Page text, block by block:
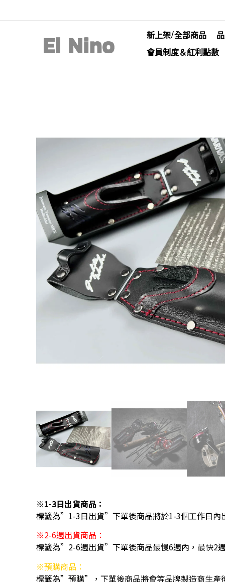
新上架/全部商品
會員制度＆紅利點數
※1-3日出貨商品：
標籤為”1-3日出貨”下單後商品將於1-3個工作日內
※2-6週出貨商品：
標籤為”2-6週出貨”下單後商品最慢6週內，最快2
※預購商品：
標籤為”預購”，下單後商品將會等品牌製造商生產